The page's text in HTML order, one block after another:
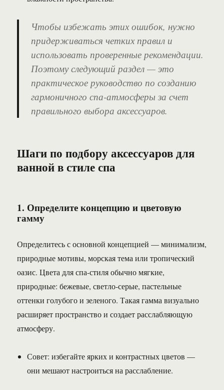
Чтобы избежать этих ошибок, нужно
придерживаться четких правил и
использовать проверенные рекомендации.
Поэтому следующий раздел — это
практическое руководство по созданию
гармоничного спа-атмосферы за счет
правильного выбора аксессуаров.
Шаги по подбору аксессуаров для
ванной в стиле спа
1. Определите концепцию и цветовую
гамму
Определитесь с основной концепцией — минимализм,
природные мотивы, морская тема или тропический
оазис. Цвета для спа-стиля обычно мягкие,
природные: бежевые, светло-серые, пастельные
оттенки голубого и зеленого. Такая гамма визуально
расширяет пространство и создает расслабляющую
атмосферу.
Совет: избегайте ярких и контрастных цветов —
они мешают настроиться на расслабление.